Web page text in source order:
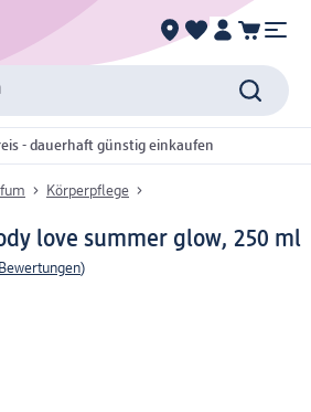
- dauerhaft günstig einkaufen
Körperpflege
love summer glow, 250 ml
)